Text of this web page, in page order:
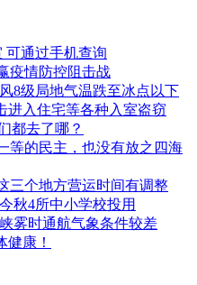
可通过手机查询
疫情防控阻击战
8级局地气温跌至冰点以下
进入住宅等各种入室盗窃
都去了哪？
等的民主，也没有放之四海
三个地方营运时间有调整
秋4所中小学校投用
雾时通航气象条件较差
健康！